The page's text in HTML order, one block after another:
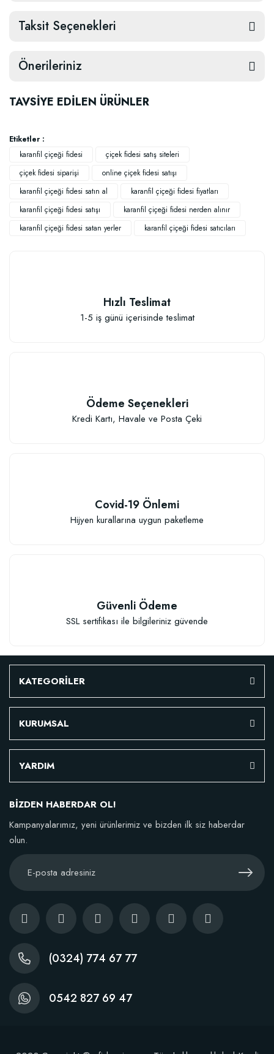
Taksit Seçenekleri
Önerileriniz
TAVSİYE EDİLEN ÜRÜNLER
Sebze ve Çiçek Fidesi Dikim Gübresi (50 Fide İçin)
Sepete Ekle
52,18 TL
BestSol Sıvı Solucan Gübresi 1 Litre
146,77 TL
Etiketler :
karanfil çiçeği fidesi
çiçek fidesi satış siteleri
çiçek fidesi siparişi
online çiçek fidesi satışı
karanfil çiçeği fidesi satın al
karanfil çiçeği fidesi fiyatları
karanfil çiçeği fidesi satışı
karanfil çiçeği fidesi nerden alınır
karanfil çiçeği fidesi satan yerler
karanfil çiçeği fidesi satıcıları
Hızlı Teslimat
1-5 iş günü içerisinde teslimat
Ödeme Seçenekleri
Kredi Kartı, Havale ve Posta Çeki
Covid-19 Önlemi
Hijyen kurallarına uygun paketleme
Güvenli Ödeme
SSL sertifikası ile bilgileriniz güvende
KATEGORİLER
KURUMSAL
YARDIM
BİZDEN HABERDAR OL!
Kampanyalarımız, yeni ürünlerimiz ve bizden ilk siz haberdar
olun.
(0324) 774 67 77
0542 827 69 47